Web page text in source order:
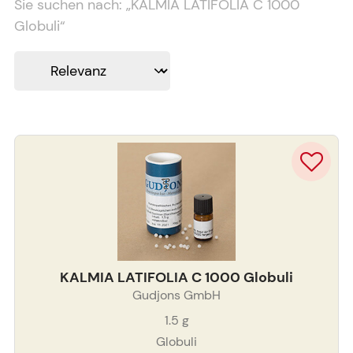
Sie suchen nach: „KALMIA LATIFOLIA C 1000
Globuli“
KALMIA LATIFOLIA C 1000 Globuli
Gudjons GmbH
1.5 g
Globuli